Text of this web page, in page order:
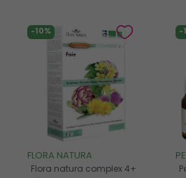
-10%
FLORA NATURA
Flora natura complex 4+
-